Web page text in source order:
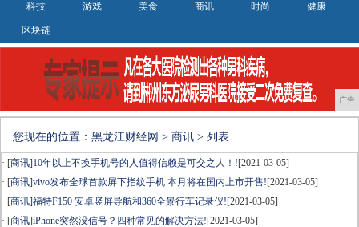
科技 游戏 美食 商讯 时尚 健康
区块链
广告
您现在的位置： 黑龙江财经网 > 商讯 > 列表
· [商讯]10年以上不换手机号的人值得信赖是可交之人！![2021-03-05]
· [商讯]vivo发布全球首款屏下指纹手机 本月将在国内上市开售![2021-03-05]
· [商讯]福特F150 安卓竖屏导航和360全景行车记录仪![2021-03-05]
· [商讯]iPhone突然没信号？四种常见的解决方法![2021-03-05]